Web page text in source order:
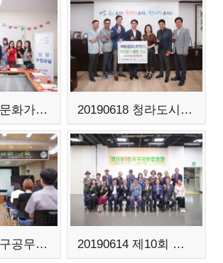
20190619 다문화가족지원센터 현장 소통 20190618 청라도시발전협의회 베스트CC 기탁식
20190618 서구공무원 청렴교육 20190614 제10회 서구 서예협회전